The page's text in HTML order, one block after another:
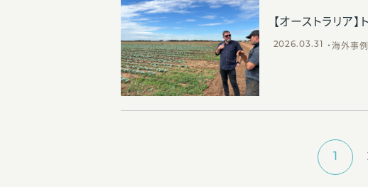
【オーストラリア
2026.03.31 海外事
1